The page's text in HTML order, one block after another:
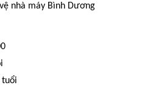
nhà máy Bình Dương
tuổi